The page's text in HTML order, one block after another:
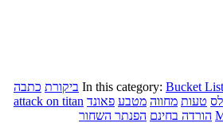
In this category: Bucket ביקורת כתבה
טעות מחווה מטבע פאונד attack on titan
הורדה בחינם הפנתר השחור